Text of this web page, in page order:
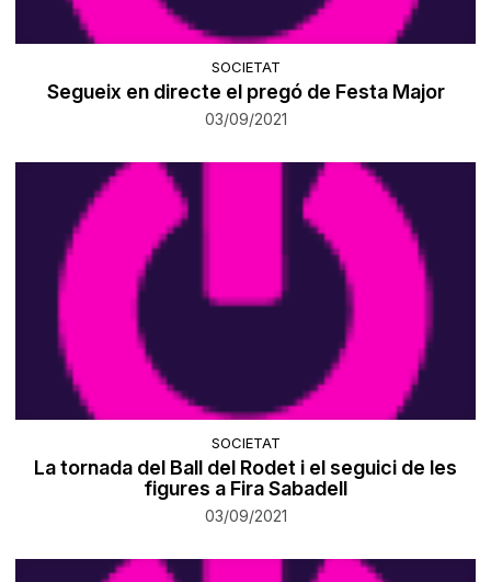
SOCIETAT
Segueix en directe el pregó de Festa Major
03/09/2021
SOCIETAT
La tornada del Ball del Rodet i el seguici de les
figures a Fira Sabadell
03/09/2021